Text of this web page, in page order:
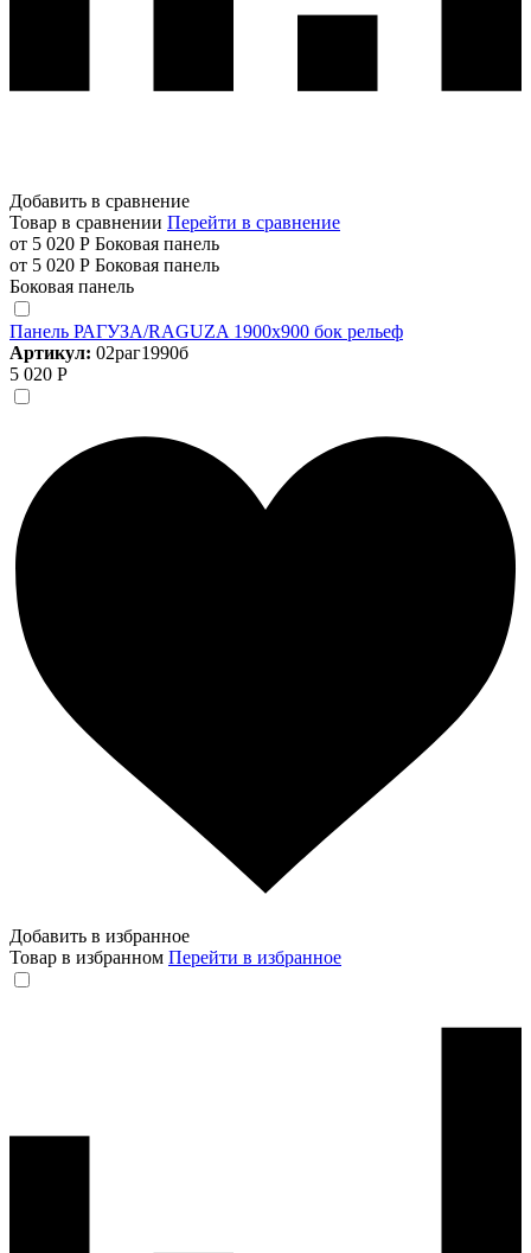
Добавить в сравнение
Товар в сравнении Перейти в сравнение
от 5 020 Р Боковая панель
от 5 020 Р Боковая панель
Боковая панель
Панель РАГУЗА/RAGUZA 1900х900 бок рельеф
Артикул: 02раг1990б
5 020 Р
Добавить в избранное
Товар в избранном Перейти в избранное